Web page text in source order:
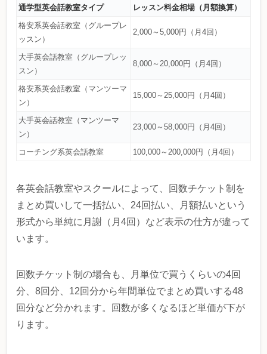
通学型英会話教室タイプ レッスン料金相場（月額換算）
格安系英会話教室（グループレ
ッスン）
2,000～5,000円（月4回）
大手英会話教室（グループレッ
スン）
8,000～20,000円（月4回）
格安系英会話教室（マンツーマ
ン）
15,000～25,000円（月4回）
大手英会話教室（マンツーマ
ン）
23,000～58,000円（月4回）
コーチング系英会話教室 100,000～200,000円（月4回）
各英会話教室やスクールによって、回数チケット制を
まとめ買いして一括払い、24回払い、月額払いという
形式から単純に月謝（月4回）など表示の仕方が違って
います。
回数チケット制の場合も、月単位で買うくらいの4回
分、8回分、12回分から年間単位でまとめ買いする48
回分など分かれます。回数が多くなるほど単価が下が
ります。